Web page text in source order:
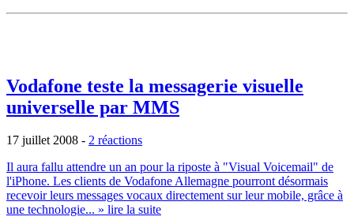
Vodafone teste la messagerie visuelle
universelle par MMS
17 juillet 2008 - 2 réactions
Il aura fallu attendre un an pour la riposte à "Visual Voicemail" de
l'iPhone. Les clients de Vodafone Allemagne pourront désormais
recevoir leurs messages vocaux directement sur leur mobile, grâce à
une technologie... » lire la suite